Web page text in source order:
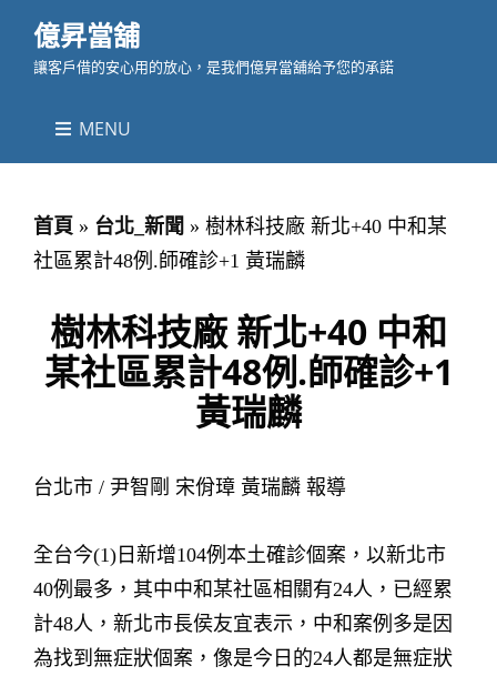
億昇當舖
讓客戶借的安心用的放心，是我們億昇當舖給予您的承諾
MENU
首頁 » 台北_新聞 » 樹林科技廠 新北+40 中和某
社區累計48例.師確診+1 黃瑞麟
樹林科技廠 新北+40 中和
某社區累計48例.師確診+1
黃瑞麟
台北市 / 尹智剛 宋佾璋 黃瑞麟 報導
全台今(1)日新增104例本土確診個案，以新北市
40例最多，其中中和某社區相關有24人，已經累
計48人，新北市長侯友宜表示，中和案例多是因
為找到無症狀個案，像是今日的24人都是無症狀